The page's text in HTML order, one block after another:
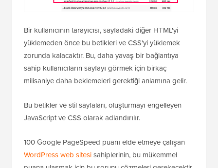
Bir kullanıcının tarayıcısı, sayfadaki diğer HTML'yi
yüklemeden önce bu betikleri ve CSS'yi yüklemek
zorunda kalacaktır. Bu, daha yavaş bir bağlantıya
sahip kullanıcıların sayfayı görmek için birkaç
milisaniye daha beklemeleri gerektiği anlamına gelir.
Bu betikler ve stil sayfaları, oluşturmayı engelleyen
JavaScript ve CSS olarak adlandırılır.
100 Google PageSpeed puanı elde etmeye çalışan
WordPress web sitesisahiplerinin, bu mükemmel